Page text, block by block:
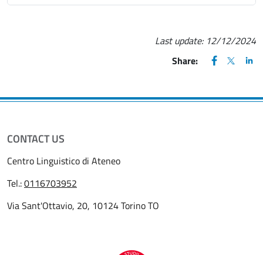
Last update: 12/12/2024
Share:
FACEBOOK
(apre una
X
(apre
CONTACT US
Centro Linguistico di Ateneo
Tel.:0116703952
Via Sant'Ottavio, 20, 10124 Torino TO